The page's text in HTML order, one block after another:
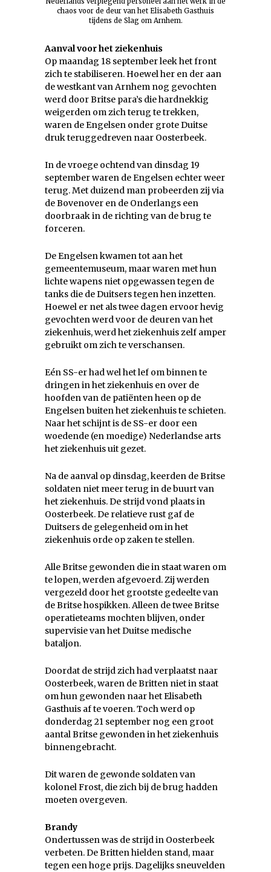
chaos voor de deur van het Elisabeth Gasthuis
tijdens de Slag om Arnhem.
Aanval voor het ziekenhuis
Op maandag 18 september leek het front
zich te stabiliseren. Hoewel her en der aan
de westkant van Arnhem nog gevochten
werd door Britse para’s die hardnekkig
weigerden om zich terug te trekken,
waren de Engelsen onder grote Duitse
druk teruggedreven naar Oosterbeek.
In de vroege ochtend van dinsdag 19
september waren de Engelsen echter weer
terug. Met duizend man probeerden zij via
de Bovenover en de Onderlangs een
doorbraak in de richting van de brug te
forceren.
De Engelsen kwamen tot aan het
gemeentemuseum, maar waren met hun
lichte wapens niet opgewassen tegen de
tanks die de Duitsers tegen hen inzetten.
Hoewel er net als twee dagen ervoor hevig
gevochten werd voor de deuren van het
ziekenhuis, werd het ziekenhuis zelf amper
gebruikt om zich te verschansen.
Eén SS-er had wel het lef om binnen te
dringen in het ziekenhuis en over de
hoofden van de patiënten heen op de
Engelsen buiten het ziekenhuis te schieten.
Naar het schijnt is de SS-er door een
woedende (en moedige) Nederlandse arts
het ziekenhuis uit gezet.
Na de aanval op dinsdag, keerden de Britse
soldaten niet meer terug in de buurt van
het ziekenhuis. De strijd vond plaats in
Oosterbeek. De relatieve rust gaf de
Duitsers de gelegenheid om in het
ziekenhuis orde op zaken te stellen.
Alle Britse gewonden die in staat waren om
te lopen, werden afgevoerd. Zij werden
vergezeld door het grootste gedeelte van
de Britse hospikken. Alleen de twee Britse
operatieteams mochten blijven, onder
supervisie van het Duitse medische
bataljon.
Doordat de strijd zich had verplaatst naar
Oosterbeek, waren de Britten niet in staat
om hun gewonden naar het Elisabeth
Gasthuis af te voeren. Toch werd op
donderdag 21 september nog een groot
aantal Britse gewonden in het ziekenhuis
binnengebracht.
Dit waren de gewonde soldaten van
kolonel Frost, die zich bij de brug hadden
moeten overgeven.
Brandy
Ondertussen was de strijd in Oosterbeek
verbeten. De Britten hielden stand, maar
tegen een hoge prijs. Dagelijks sneuvelden